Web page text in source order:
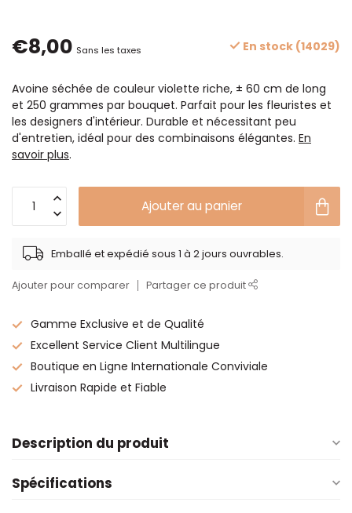
€8,00 Sans les taxes En stock (14029)
Avoine séchée de couleur violette riche, ± 60 cm de long
et 250 grammes par bouquet. Parfait pour les fleuristes et
les designers d'intérieur. Durable et nécessitant peu
d'entretien, idéal pour des combinaisons élégantes. En
savoir plus.
Ajouter au panier
Emballé et expédié sous 1 à 2 jours ouvrables.
Ajouter pour comparer Partager ce produit
Gamme Exclusive et de Qualité
Excellent Service Client Multilingue
Boutique en Ligne Internationale Conviviale
Livraison Rapide et Fiable
Description du produit
Spécifications